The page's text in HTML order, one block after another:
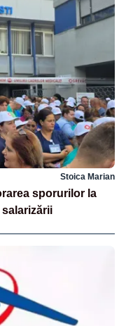
Stoica Marian
sporurilor la